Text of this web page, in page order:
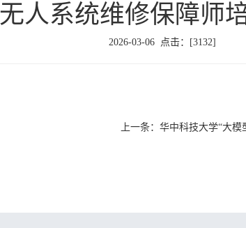
人系统维修保障师
2026-03-06 点击：[3132]
上一条： 华中科技大学“大模